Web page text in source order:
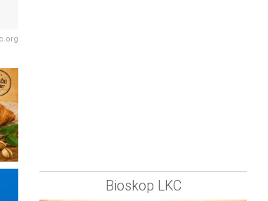
Bioskop LKC